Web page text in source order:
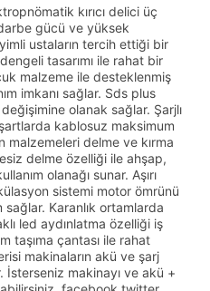
kırıcı delici üç
gücü ve yüksek
ustaların tercih ettiği bir
tasarımı ile rahat bir
malzeme ile desteklenmiş
imkanı sağlar. Sds plus
olanak sağlar. Şarjlı
kablosuz maksimum
delme ve kırma
delme özelliği ile ahşap,
olanağı sunar. Aşırı
sistemi motor ömrünü
Karanlık ortamlarda
led aydınlatma özelliği iş
taşıma çantası ile rahat
makinaların akü ve şarj
İsterseniz makinayı ve akü +